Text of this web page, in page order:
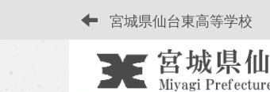
宮城県仙台東高等学校